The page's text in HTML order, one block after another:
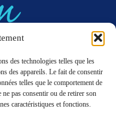
des technologies telles que les
des appareils. Le fait de consentir
telles que le comportement de
pas consentir ou de retirer son
caractéristiques et fonctions.